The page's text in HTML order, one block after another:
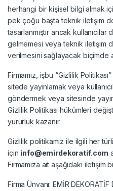
herhangi bir kişisel bilgi almak için
pek çoğu başta teknik iletişim
tasarlanmıştır ancak
gelmemesi veya teknik iletişim
verilmesini sağlayacak biçimde
Firmamız, işbu “Gizlilik
sitede yayınlamak veya
göndermek veya sitesinde
Gizlilik Politikası hükümleri
yürürlük kazanır.
Gizlilik politikamız ile ilgili her
için info@emirdekoratif.com
Firmamıza ait aşağıdaki iletişim
Firma Ünvanı: EMİR